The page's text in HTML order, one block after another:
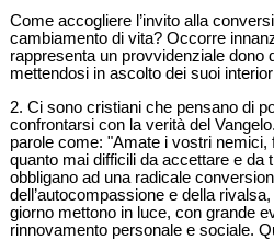
Come accogliere l’invito alla
cambiamento di vita? Occorre
rappresenta un provvidenziale dono
mettendosi in ascolto dei suoi
2. Ci sono cristiani che pensano di
confrontarsi con la verità del
parole come: "Amate i vostri
quanto mai difficili da accettare e da
obbligano ad una radicale
dell’autocompassione e della
giorno mettono in luce, con grande
rinnovamento personale e sociale.